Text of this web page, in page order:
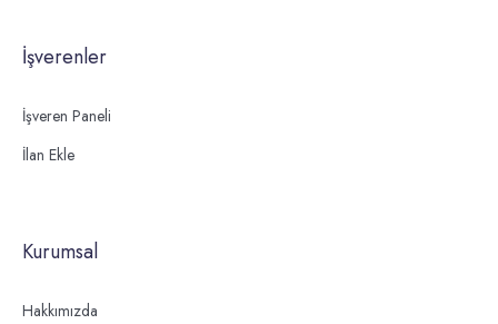
İşverenler
İşveren Paneli
İlan Ekle
Kurumsal
Hakkımızda